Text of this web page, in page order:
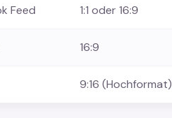
Feed 1:1 oder 16:9
16:9
9:16 (Hochformat)